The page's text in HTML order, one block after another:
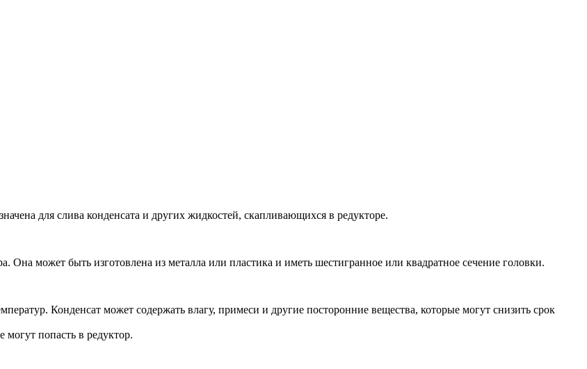
для слива конденсата и других жидкостей, скапливающихся в редукторе.
может быть изготовлена из металла или пластика и иметь шестигранное или квадратное сечение головки.
Конденсат может содержать влагу, примеси и другие посторонние вещества, которые могут снизить срок
могут попасть в редуктор.